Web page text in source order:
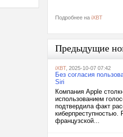
Подробнее на iXBT
Предыдущие
iXBT, 2025-10-07 07:42
Без согласия
Siri
Компания Apple
использованием
подтвердила факт
французской...